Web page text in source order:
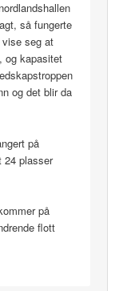
så fungerte
seg at
og kapasitet
og det blir da
på
24 plasser
på
flott